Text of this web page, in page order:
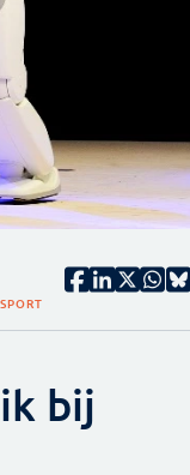
SPORT
bij